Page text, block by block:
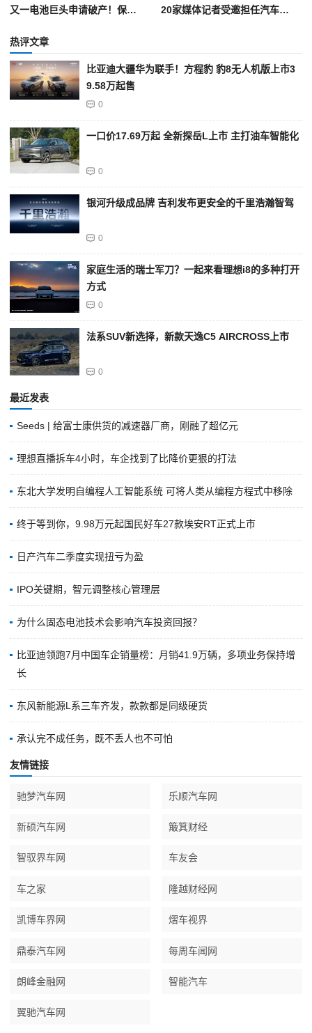
又一电池巨头申请破产！保时捷是股东之一 20家媒体记者受邀担任汽车行业账期问题监督员
热评文章
比亚迪大疆华为联手！方程豹 豹8无人机版上市3
9.58万起售
0
一口价17.69万起 全新探岳L上市 主打油车智能化
0
银河升级成品牌 吉利发布更安全的千里浩瀚智驾
0
家庭生活的瑞士军刀？一起来看理想i8的多种打开
方式
0
法系SUV新选择，新款天逸C5 AIRCROSS上市
0
最近发表
Seeds | 给富士康供货的减速器厂商，刚融了超亿元
理想直播拆车4小时，车企找到了比降价更狠的打法
东北大学发明自编程人工智能系统 可将人类从编程方程式中移除
终于等到你，9.98万元起国民好车27款埃安RT正式上市
日产汽车二季度实现扭亏为盈
IPO关键期，智元调整核心管理层
为什么固态电池技术会影响汽车投资回报？
比亚迪领跑7月中国车企销量榜：月销41.9万辆，多项业务保持增
长
东风新能源L系三车齐发，款款都是同级硬货
承认完不成任务，既不丢人也不可怕
友情链接
驰梦汽车网 乐顺汽车网
新硕汽车网 簸箕财经
智驭界车网 车友会
车之家 隆越财经网
凯博车界网 熠车视界
鼎泰汽车网 每周车闻网
朗峰金融网 智能汽车
翼驰汽车网